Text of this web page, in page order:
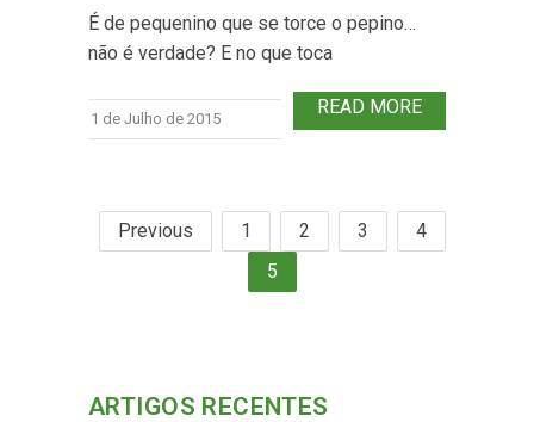
É de pequenino que se torce o pepino…
não é verdade? E no que toca
READ MORE
1 de Julho de 2015
Previous 1 2 3
4
5
ARTIGOS RECENTES